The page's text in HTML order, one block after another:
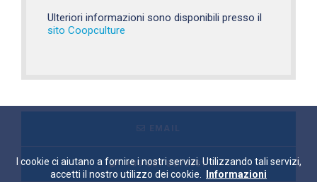
I cookie ci aiutano a fornire i nostri servizi. Utilizzando tali servizi,
accetti il nostro utilizzo dei cookie.
Informazioni
Ulteriori informazioni sono disponibili presso il
sito Coopculture
EMAIL
+39 081 8370381